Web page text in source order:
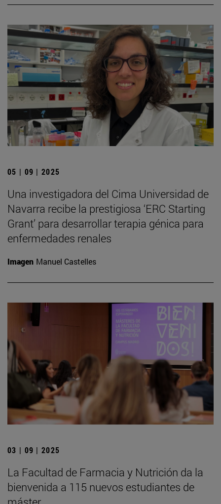
05 | 09 | 2025
Una investigadora del Cima Universidad de
Navarra recibe la prestigiosa ‘ERC Starting
Grant’ para desarrollar terapia génica para
enfermedades renales
Imagen Manuel Castelles
03 | 09 | 2025
La Facultad de Farmacia y Nutrición da la
bienvenida a 115 nuevos estudiantes de